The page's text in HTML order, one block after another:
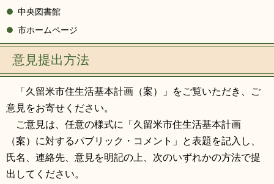
中央図書館
市ホームページ
意見提出方法
「久留米市住生活基本計画（案）」をご覧いただき、ご
意見をお寄せください。
ご意見は、任意の様式に「久留米市住生活基本計画
（案）に対するパブリック・コメント」と表題を記入し、
氏名、連絡先、意見を明記の上、次のいずれかの方法で提
出してください。